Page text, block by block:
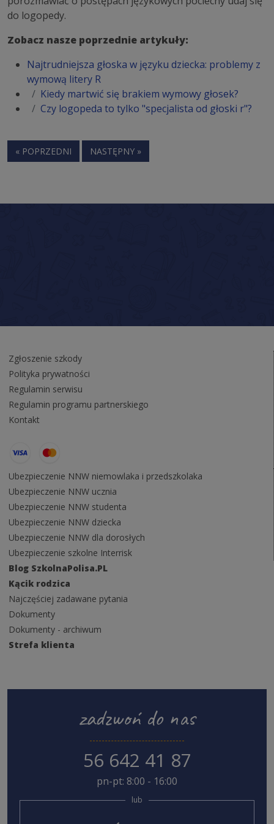
do logopedy.
Zobacz nasze poprzednie artykuły:
Najtrudniejsza głoska w języku dziecka: problemy z
wymową litery R
Kiedy martwić się brakiem wymowy głosek?
Czy logopeda to tylko "specjalista od głoski r"?
« POPRZEDNI NASTĘPNY »
Zgłoszenie szkody
Polityka prywatności
Regulamin serwisu
Regulamin programu partnerskiego
Kontakt
Ubezpieczenie NNW niemowlaka i przedszkolaka
Ubezpieczenie NNW ucznia
Ubezpieczenie NNW studenta
Ubezpieczenie NNW dziecka
Ubezpieczenie NNW dla dorosłych
Ubezpieczenie szkolne Interrisk
Blog SzkolnaPolisa.PL
Kącik rodzica
Najczęściej zadawane pytania
Dokumenty
Dokumenty - archiwum
Strefa klienta
zadzwoń do nas
56 642 41 87
pn-pt: 8:00 - 16:00
lub